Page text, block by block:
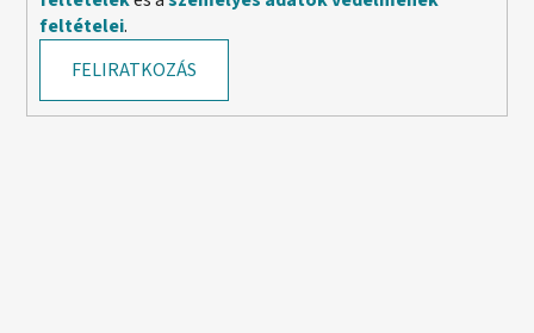
feltételei.
FELIRATKOZÁS